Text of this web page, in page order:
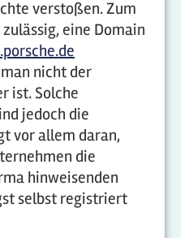
verstoßen. Zum
eine Domain
nicht der
ist. Solche
jedoch die
vor allem daran,
die
hinweisenden
selbst registriert